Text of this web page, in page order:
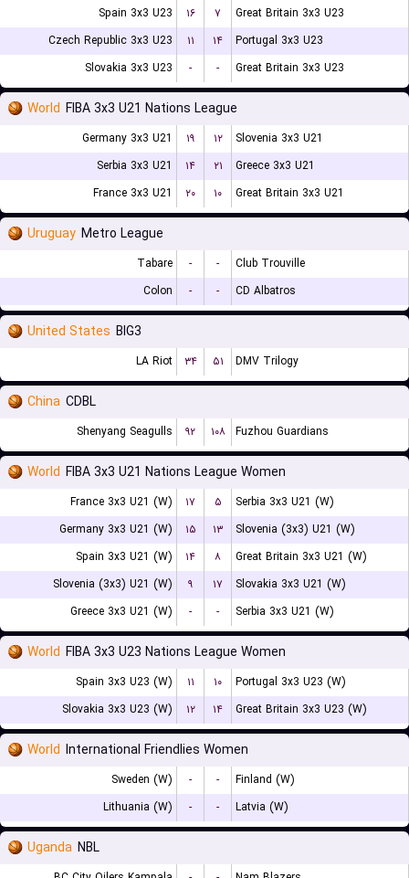
Spain 3x3 U23 ۱۶ ۷
Great Britain 3x3 U23
Czech Republic 3x3 U23
۱۱ ۱۴
Portugal 3x3 U23
Slovakia 3x3 U23
- - Great Britain 3x3 U23
World FIBA 3x3 U21 Nations League
Germany 3x3 U21 ۱۹ ۱۲
Slovenia 3x3 U21
Serbia 3x3 U21
۱۴ ۲۱
Greece 3x3 U21
France 3x3 U21
۲۰ ۱۰ Great Britain 3x3 U21
Uruguay Metro League
Tabare - -
Club Trouville
Colon
- - CD Albatros
United States BIG3
LA Riot ۳۴ ۵۱ DMV Trilogy
China CDBL
Shenyang Seagulls ۹۲ ۱۰۸ Fuzhou Guardians
World FIBA 3x3 U21 Nations League Women
France 3x3 U21 (W) ۱۷ ۵
Serbia 3x3 U21 (W)
Germany 3x3 U21 (W)
۱۵ ۱۳
Slovenia (3x3) U21 (W)
Spain 3x3 U21 (W)
۱۴ ۸
Great Britain 3x3 U21 (W)
Slovenia (3x3) U21 (W)
۹ ۱۷
Slovakia 3x3 U21 (W)
Greece 3x3 U21 (W)
- - Serbia 3x3 U21 (W)
World FIBA 3x3 U23 Nations League Women
Spain 3x3 U23 (W) ۱۱ ۱۰
Portugal 3x3 U23 (W)
Slovakia 3x3 U23 (W)
۱۲ ۱۴ Great Britain 3x3 U23 (W)
World International Friendlies Women
Sweden (W) - -
Finland (W)
Lithuania (W)
- - Latvia (W)
Uganda NBL